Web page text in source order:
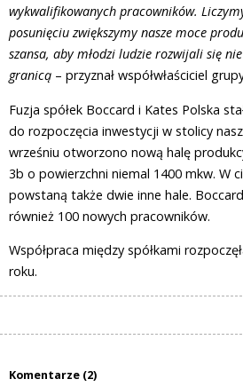
wykwalifikowanych pracowników.
posunięciu zwiększymy nasze moce
szansa, aby młodzi ludzie rozwijali się
granicą – przyznał współwłaściciel
Fuzja spółek Boccard i Kates Polska
do rozpoczęcia inwestycji w stolicy
wrześniu otworzono nową halę
3b o powierzchni niemal 1400 mkw. W
powstaną także dwie inne hale.
również 100 nowych pracowników.
Współpraca między spółkami
roku.
Komentarze (2)